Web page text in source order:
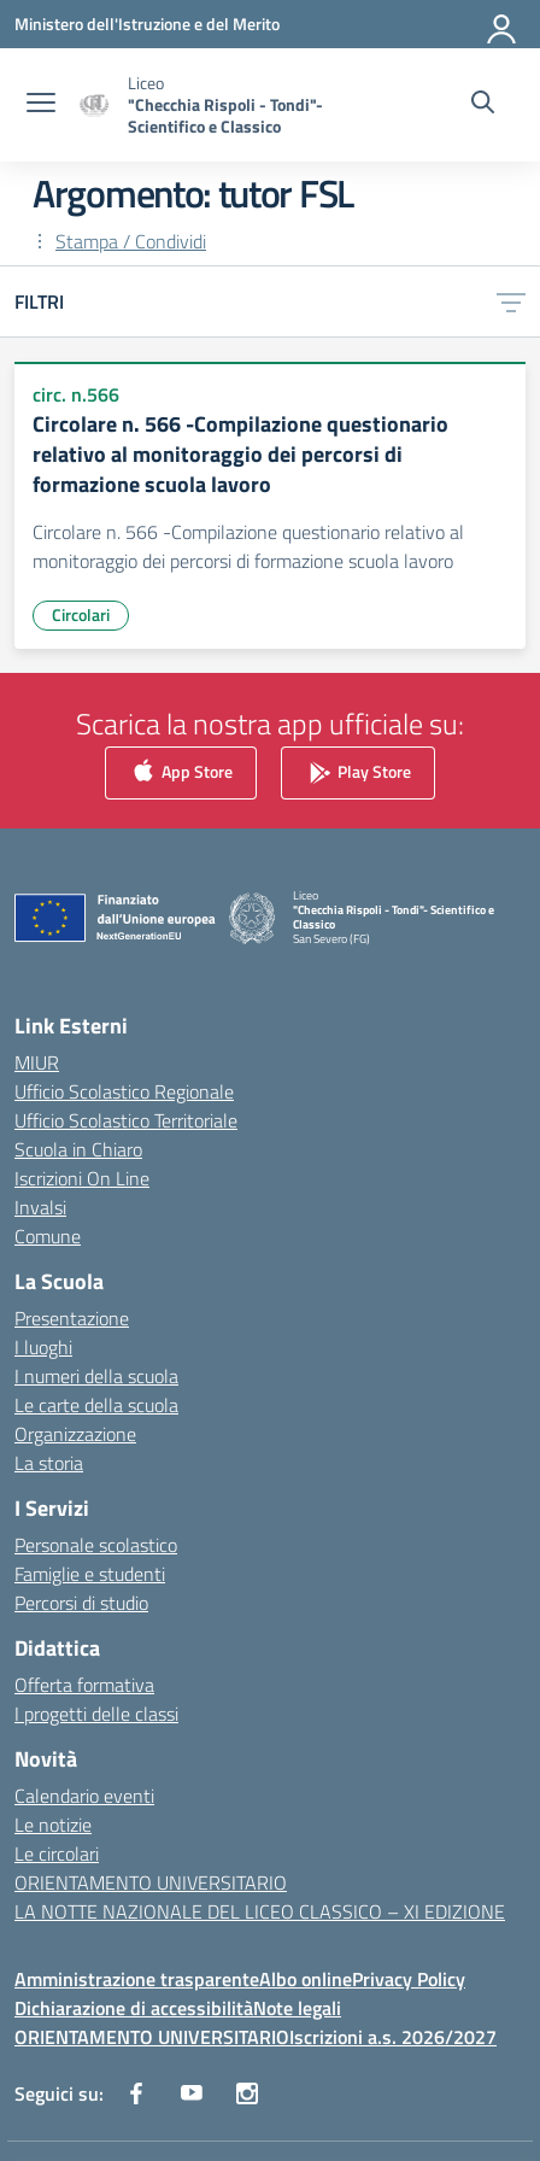
Vai ai contenuti
Vai al menu di navigazione
Vai al footer
Ministero dell'Istruzione e del Merito
Liceo
"Checchia Rispoli - Tondi"-
Scientifico e Classico
Argomento: tutor FSL
Stampa / Condividi
FILTRI
circ. n.566
Circolare n. 566 -Compilazione questionario
relativo al monitoraggio dei percorsi di
formazione scuola lavoro
Circolare n. 566 -Compilazione questionario relativo al
monitoraggio dei percorsi di formazione scuola lavoro
Circolari
Scarica la nostra app ufficiale su:
App Store Play Store
Liceo
"Checchia Rispoli - Tondi"- Scientifico e
Classico
San Severo (FG)
Link Esterni
MIUR
Ufficio Scolastico Regionale
Ufficio Scolastico Territoriale
Scuola in Chiaro
Iscrizioni On Line
Invalsi
Comune
La Scuola
Presentazione
I luoghi
I numeri della scuola
Le carte della scuola
Organizzazione
La storia
I Servizi
Personale scolastico
Famiglie e studenti
Percorsi di studio
Didattica
Offerta formativa
I progetti delle classi
Novità
Calendario eventi
Le notizie
Le circolari
ORIENTAMENTO UNIVERSITARIO
LA NOTTE NAZIONALE DEL LICEO CLASSICO – XI EDIZIONE
Amministrazione trasparenteAlbo onlinePrivacy Policy
Dichiarazione di accessibilitàNote legali
ORIENTAMENTO UNIVERSITARIOIscrizioni a.s. 2026/2027
Seguici su: